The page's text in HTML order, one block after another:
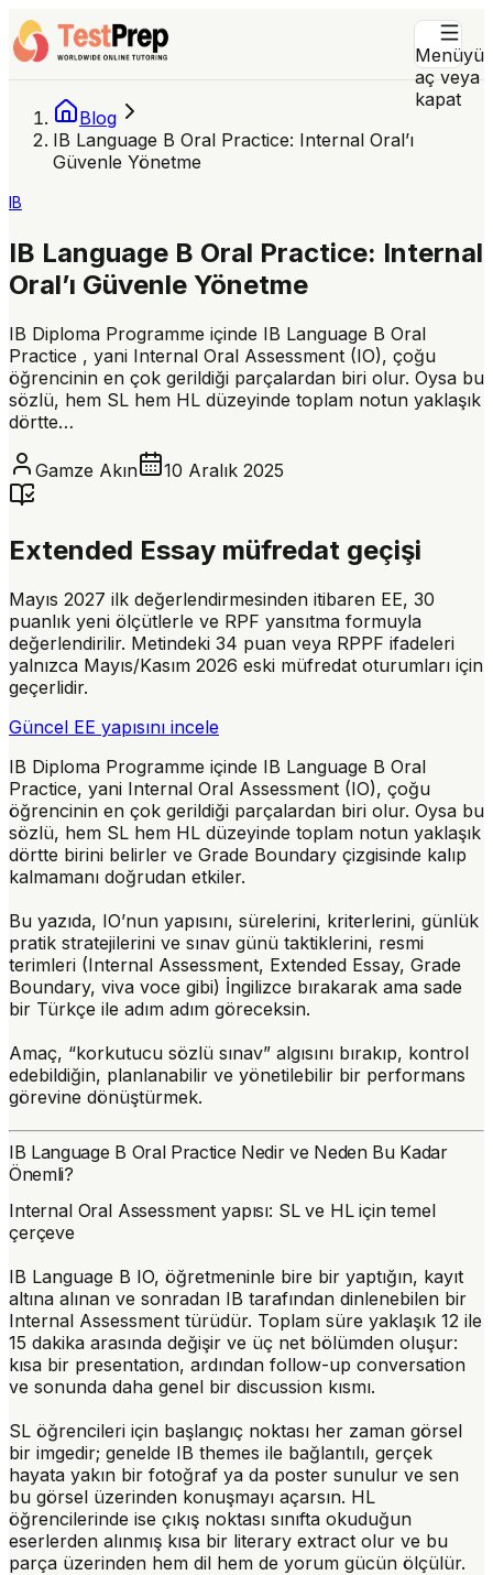
Menüyü
aç veya
kapat
Blog
IB Language B Oral Practice: Internal Oral’ı
Güvenle Yönetme
IB
IB Language B Oral Practice: Internal
Oral’ı Güvenle Yönetme
IB Diploma Programme içinde IB Language B Oral
Practice , yani Internal Oral Assessment (IO), çoğu
öğrencinin en çok gerildiği parçalardan biri olur. Oysa bu
sözlü, hem SL hem HL düzeyinde toplam notun yaklaşık
dörtte…
Gamze Akın 10 Aralık 2025
Extended Essay müfredat geçişi
Mayıs 2027 ilk değerlendirmesinden itibaren EE, 30
puanlık yeni ölçütlerle ve RPF yansıtma formuyla
değerlendirilir. Metindeki 34 puan veya RPPF ifadeleri
yalnızca Mayıs/Kasım 2026 eski müfredat oturumları için
geçerlidir.
Güncel EE yapısını incele
IB Diploma Programme içinde IB Language B Oral
Practice, yani Internal Oral Assessment (IO), çoğu
öğrencinin en çok gerildiği parçalardan biri olur. Oysa bu
sözlü, hem SL hem HL düzeyinde toplam notun yaklaşık
dörtte birini belirler ve Grade Boundary çizgisinde kalıp
kalmamanı doğrudan etkiler.
Bu yazıda, IO’nun yapısını, sürelerini, kriterlerini, günlük
pratik stratejilerini ve sınav günü taktiklerini, resmi
terimleri (Internal Assessment, Extended Essay, Grade
Boundary, viva voce gibi) İngilizce bırakarak ama sade
bir Türkçe ile adım adım göreceksin.
Amaç, “korkutucu sözlü sınav” algısını bırakıp, kontrol
edebildiğin, planlanabilir ve yönetilebilir bir performans
görevine dönüştürmek.
IB Language B Oral Practice Nedir ve Neden Bu Kadar
Önemli?
Internal Oral Assessment yapısı: SL ve HL için temel
çerçeve
IB Language B IO, öğretmeninle bire bir yaptığın, kayıt
altına alınan ve sonradan IB tarafından dinlenebilen bir
Internal Assessment türüdür. Toplam süre yaklaşık 12 ile
15 dakika arasında değişir ve üç net bölümden oluşur:
kısa bir presentation, ardından follow-up conversation
ve sonunda daha genel bir discussion kısmı.
SL öğrencileri için başlangıç noktası her zaman görsel
bir imgedir; genelde IB themes ile bağlantılı, gerçek
hayata yakın bir fotoğraf ya da poster sunulur ve sen
bu görsel üzerinden konuşmayı açarsın. HL
öğrencilerinde ise çıkış noktası sınıfta okuduğun
eserlerden alınmış kısa bir literary extract olur ve bu
parça üzerinden hem dil hem de yorum gücün ölçülür.